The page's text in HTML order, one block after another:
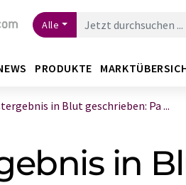
Alle
PRODUKTE
in Blut geschrieben: Pa ...
in